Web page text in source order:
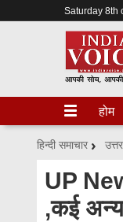
Saturday 8th
होम
हिन्दी समाचार
UP
,कई